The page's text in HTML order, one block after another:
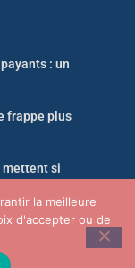
: un
frappe plus
mettent si
forêt du Congo
la meilleure
d'accepter ou de